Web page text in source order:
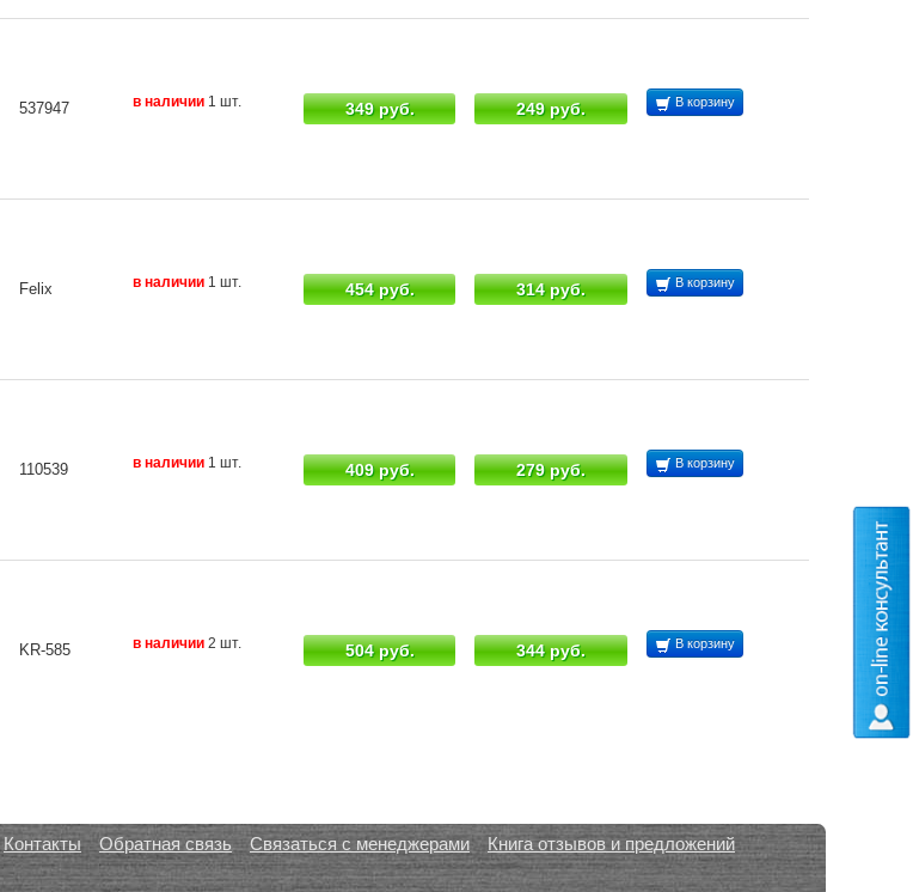
537947 в наличии 1 шт. 349 руб. 249 руб. В корзину
Felix в наличии 1 шт. 454 руб. 314 руб. В корзину
110539 в наличии 1 шт. 409 руб. 279 руб. В корзину
KR-585 в наличии 2 шт. 504 руб. 344 руб. В корзину
Контакты Обратная связь Связаться с менеджерами
Книга отзывов и предложений